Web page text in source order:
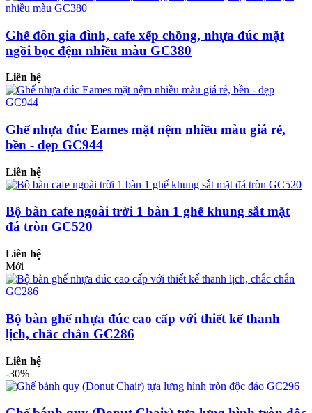
Ghế đôn gia đình, cafe xếp chồng, nhựa đúc mặt
ngồi bọc đệm nhiều màu GC380
Liên hệ
Ghế nhựa đúc Eames mặt nệm nhiều màu giá rẻ,
bền - đẹp GC944
Liên hệ
Bộ bàn cafe ngoài trời 1 bàn 1 ghế khung sắt mặt
đá tròn GC520
Liên hệ
Mới
Bộ bàn ghế nhựa đúc cao cấp với thiết kế thanh
lịch, chắc chắn GC286
Liên hệ
-30%